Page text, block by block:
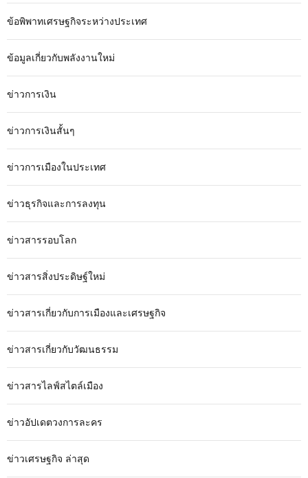
ข้อพิพาทเศรษฐกิจระหว่างประเทศ
ข้อมูลเกี่ยวกับพลังงานใหม่
ข่าวการเงิน
ข่าวการเงินสั้นๆ
ข่าวการเมืองในประเทศ
ข่าวธุรกิจและการลงทุน
ข่าวสารรอบโลก
ข่าวสารสิ่งประดิษฐ์ใหม่
ข่าวสารเกี่ยวกับการเมืองและเศรษฐกิจ
ข่าวสารเกี่ยวกับวัฒนธรรม
ข่าวสารไลฟ์สไตล์เมือง
ข่าวอัปเดตวงการละคร
ข่าวเศรษฐกิจ ล่าสุด